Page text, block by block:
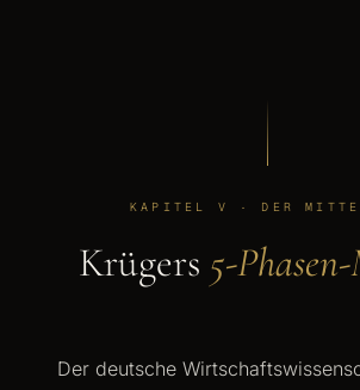
KAPITEL V · DER
Krügers 5-
Der deutsche